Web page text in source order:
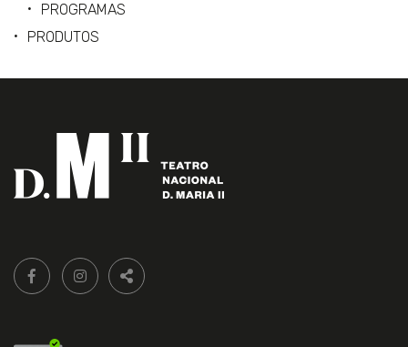
PROGRAMAS
PRODUTOS
Siga-
nos:
FACEBOOK LIVRARIA DO TEATRO ONLINE.
INSTAGRAM LIVRARIA DO TEATRO ONLINE.
PARTILHAR